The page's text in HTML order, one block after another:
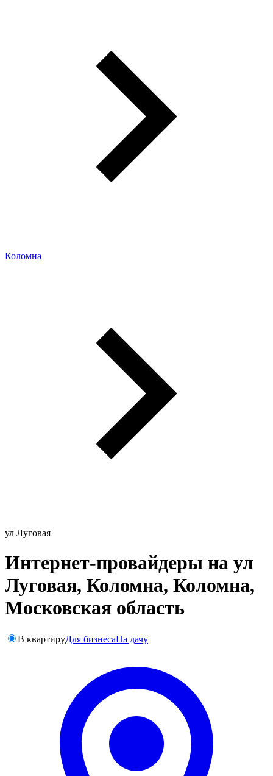
Коломна
ул Луговая
Интернет-провайдеры на ул
Луговая, Коломна, Коломна,
Московская область
В квартируДля бизнесаНа дачу